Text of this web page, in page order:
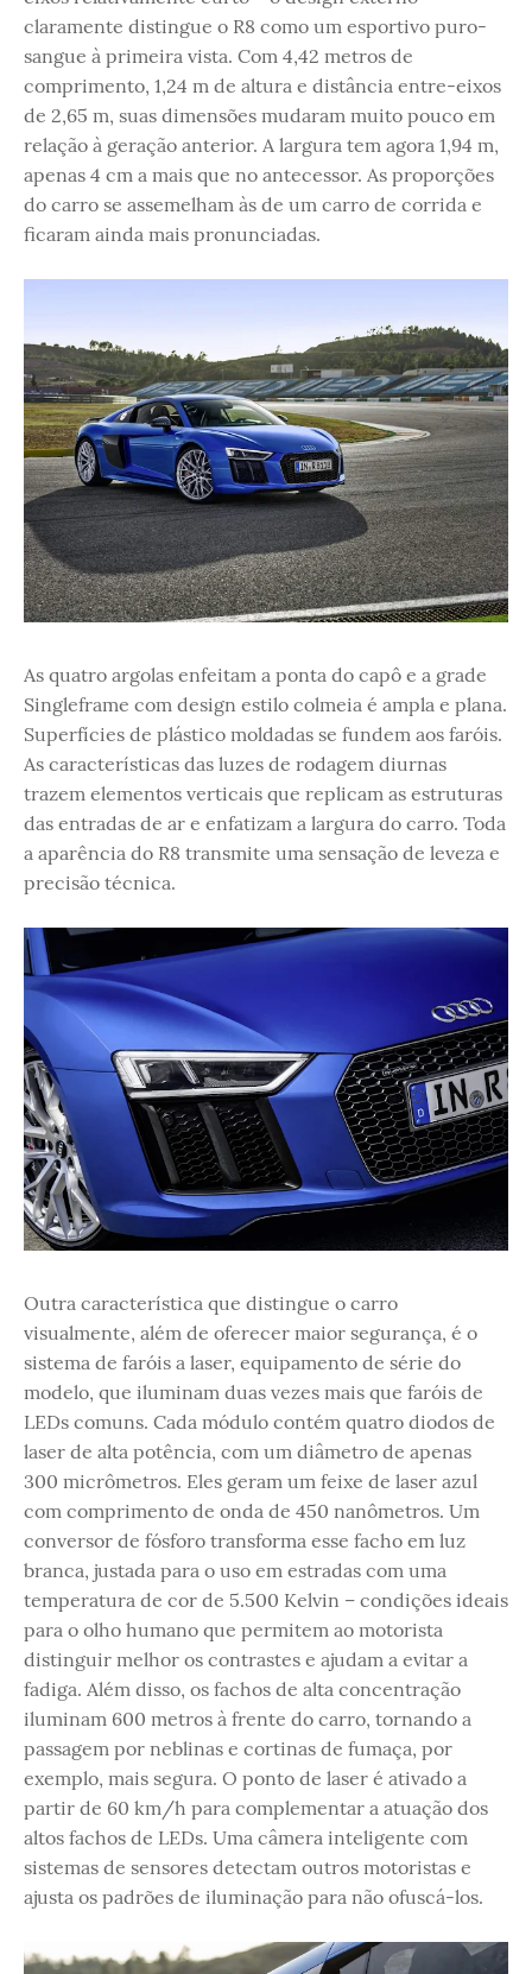
claramente distingue o R8 como um esportivo puro-
sangue à primeira vista. Com 4,42 metros de
comprimento, 1,24 m de altura e distância entre-eixos
de 2,65 m, suas dimensões mudaram muito pouco em
relação à geração anterior. A largura tem agora 1,94 m,
apenas 4 cm a mais que no antecessor. As proporções
do carro se assemelham às de um carro de corrida e
ficaram ainda mais pronunciadas.
As quatro argolas enfeitam a ponta do capô e a grade
Singleframe com design estilo colmeia é ampla e plana.
Superfícies de plástico moldadas se fundem aos faróis.
As características das luzes de rodagem diurnas
trazem elementos verticais que replicam as estruturas
das entradas de ar e enfatizam a largura do carro. Toda
a aparência do R8 transmite uma sensação de leveza e
precisão técnica.
Outra característica que distingue o carro
visualmente, além de oferecer maior segurança, é o
sistema de faróis a laser, equipamento de série do
modelo, que iluminam duas vezes mais que faróis de
LEDs comuns. Cada módulo contém quatro diodos de
laser de alta potência, com um diâmetro de apenas
300 micrômetros. Eles geram um feixe de laser azul
com comprimento de onda de 450 nanômetros. Um
conversor de fósforo transforma esse facho em luz
branca, justada para o uso em estradas com uma
temperatura de cor de 5.500 Kelvin – condições ideais
para o olho humano que permitem ao motorista
distinguir melhor os contrastes e ajudam a evitar a
fadiga. Além disso, os fachos de alta concentração
iluminam 600 metros à frente do carro, tornando a
passagem por neblinas e cortinas de fumaça, por
exemplo, mais segura. O ponto de laser é ativado a
partir de 60 km/h para complementar a atuação dos
altos fachos de LEDs. Uma câmera inteligente com
sistemas de sensores detectam outros motoristas e
ajusta os padrões de iluminação para não ofuscá-los.